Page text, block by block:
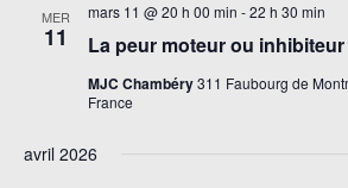
MER
11 La peur moteur ou inhibiteur
mars 11 @ 20 h 00 min -22 h 30 min
MJC Chambéry311 Faubourg de
France
avril 2026